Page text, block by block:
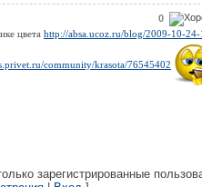
0
цвета http://absa.ucoz.ru/blog/2009-10-
community/krasota/76545402
зарегистрированные